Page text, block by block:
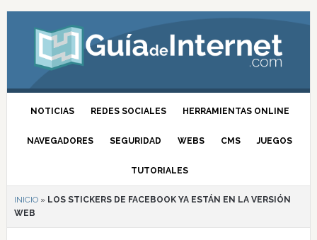
NOTICIAS REDES SOCIALES HERRAMIENTAS ONLINE
NAVEGADORES SEGURIDAD WEBS CMS JUEGOS
TUTORIALES
INICIO» LOS STICKERS DE FACEBOOK YA ESTÁN EN LA VERSIÓN
WEB